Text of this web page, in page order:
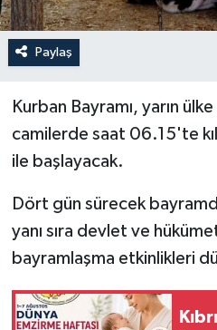
Paylaş
Kurban Bayramı, yarın
camilerde saat 06.15'te
ile başlayacak.
Dört gün sürecek
yanı sıra devlet ve
bayramlaşma etkinlikleri